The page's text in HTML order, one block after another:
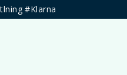
#Klarna